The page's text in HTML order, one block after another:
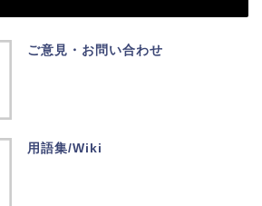
ご意見・お問い合わせ
用語集/Wiki